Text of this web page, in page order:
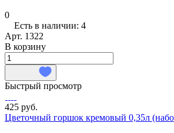
0
Есть в наличии: 4
Арт. 1322
В корзину
Быстрый просмотр
425 руб.
Цветочный горшок кремовый 0,35л